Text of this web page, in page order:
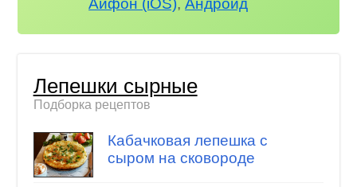
Айфон (iOS),Андроид
Лепешки сырные
Подборка рецептов
Кабачковая лепешка с
сыром на сковороде